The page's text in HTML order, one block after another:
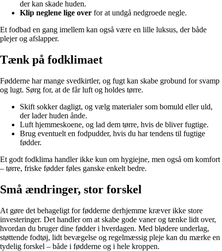
der kan skade huden.
Klip neglene lige over for at undgå nedgroede negle.
Et fodbad en gang imellem kan også være en lille luksus, der både
plejer og afslapper.
Tænk på fodklimaet
Fødderne har mange svedkirtler, og fugt kan skabe grobund for svamp
og lugt. Sørg for, at de får luft og holdes tørre.
Skift sokker dagligt, og vælg materialer som bomuld eller uld,
der lader huden ånde.
Luft hjemmeskoene, og lad dem tørre, hvis de bliver fugtige.
Brug eventuelt en fodpudder, hvis du har tendens til fugtige
fødder.
Et godt fodklima handler ikke kun om hygiejne, men også om komfort
– tørre, friske fødder føles ganske enkelt bedre.
Små ændringer, stor forskel
At gøre det behageligt for fødderne derhjemme kræver ikke store
investeringer. Det handler om at skabe gode vaner og tænke lidt over,
hvordan du bruger dine fødder i hverdagen. Med blødere underlag,
støttende fodtøj, lidt bevægelse og regelmæssig pleje kan du mærke en
tydelig forskel – både i fødderne og i hele kroppen.